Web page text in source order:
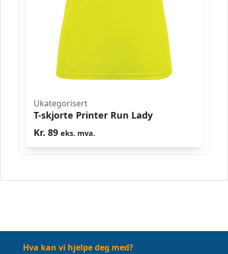
Ukategorisert
T-skjorte Printer Run Lady
Kr. 89 eks. mva.
Hva kan vi hjelpe deg med?